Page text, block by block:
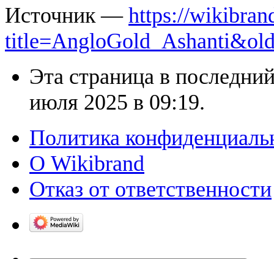
Источник — https://
Эта страница в
июля 2025 в 09:19.
Политика
О Wikibrand
Отказ от ответственности